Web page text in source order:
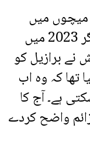
میں
برازیل کو برتری حاصل رہی ہے مگر 2023 میں
نے برازیل کو
تھا کہ وہ اب
ہے۔ آج کا
واضح کردے